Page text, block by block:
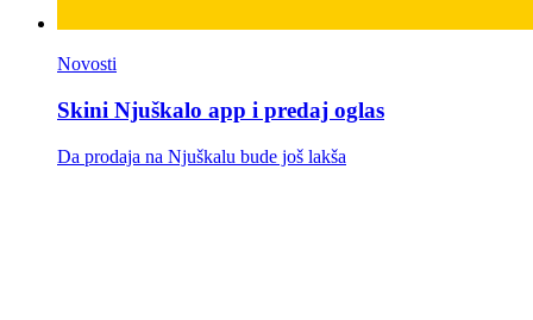
Novosti
Skini Njuškalo app i predaj oglas
Da prodaja na Njuškalu bude još lakša